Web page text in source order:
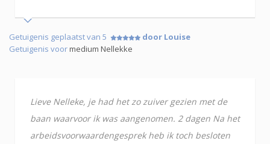
Getuigenis geplaatst van 5
door Louise
Getuigenis voormedium Nellekke
Lieve Nelleke, je had het zo zuiver gezien met de
baan waarvoor ik was aangenomen. 2 dagen Na het
arbeidsvoorwaardengesprek heb ik toch besloten